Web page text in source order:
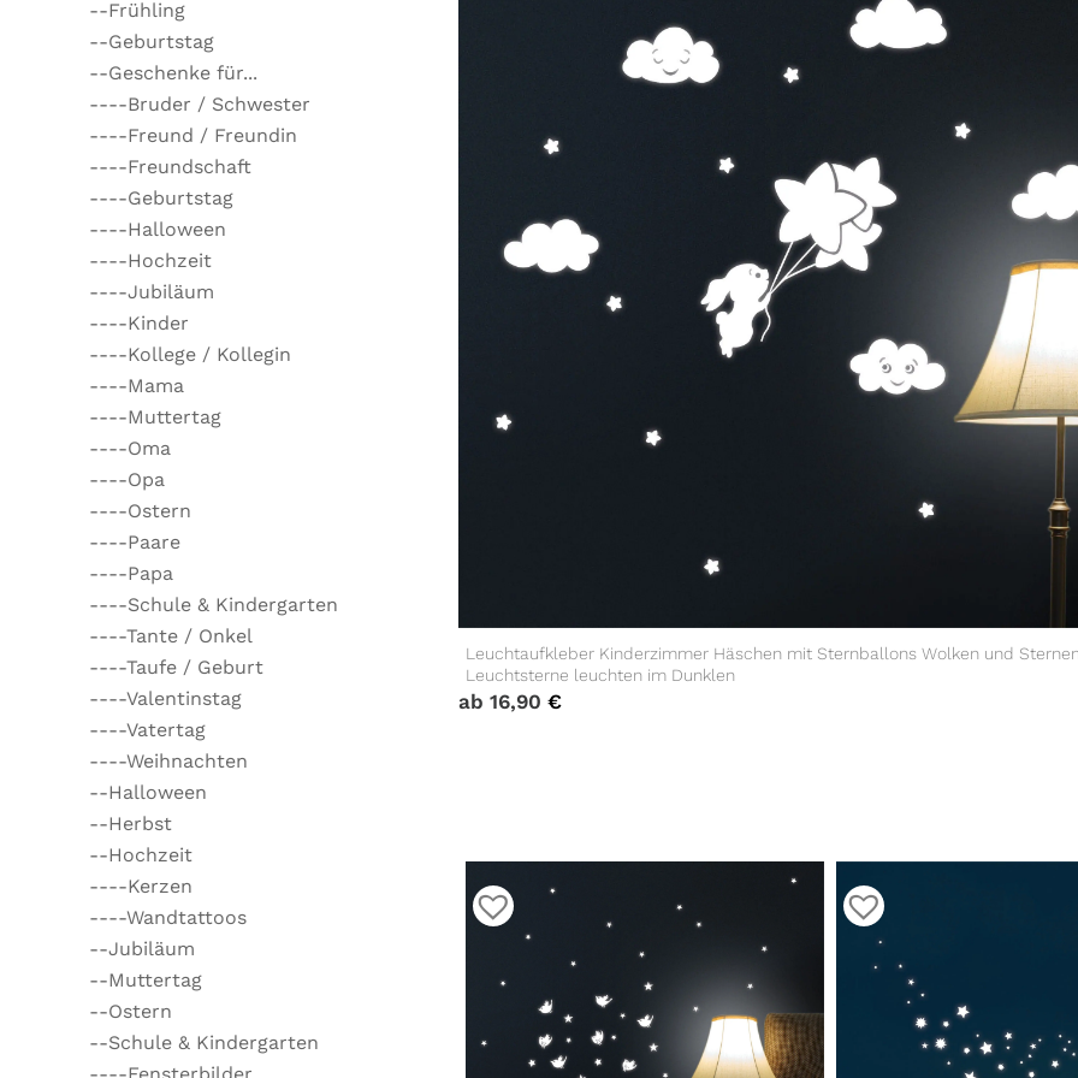
--Frühling
--Geburtstag
--Geschenke für...
----Bruder / Schwester
----Freund / Freundin
----Freundschaft
----Geburtstag
----Halloween
----Hochzeit
----Jubiläum
----Kinder
----Kollege / Kollegin
----Mama
----Muttertag
----Oma
----Opa
----Ostern
----Paare
----Papa
----Schule & Kindergarten
----Tante / Onkel
----Taufe / Geburt
----Valentinstag
----Vatertag
----Weihnachten
--Halloween
--Herbst
--Hochzeit
----Kerzen
----Wandtattoos
--Jubiläum
--Muttertag
--Ostern
--Schule & Kindergarten
Leuchtaufkleber Kinderzimmer Häschen mit Sternballons Wolken und
Leuchtsterne leuchten im Dunklen
ab 16,90 €